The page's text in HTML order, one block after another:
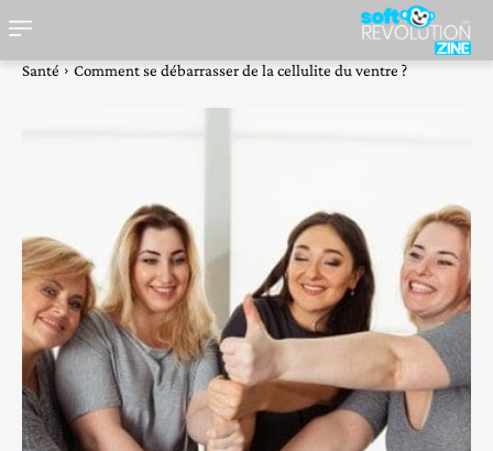
Santé Comment se débarrasser de la cellulite du ventre ?